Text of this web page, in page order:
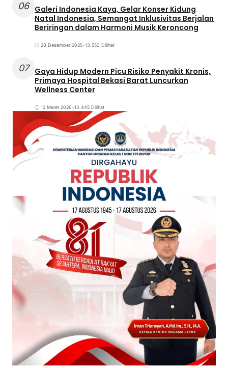
06 Galeri Indonesia Kaya, Gelar Konser Kidung
Natal Indonesia, Semangat Inklusivitas Berjalan
Beriringan dalam Harmoni Musik Keroncong
28 Desember 2025•13.553 Dilihat
07
Gaya Hidup Modern Picu Risiko Penyakit Kronis,
Primaya Hospital Bekasi Barat Luncurkan
Wellness Center
12 Maret 2026•13.445 Dilihat